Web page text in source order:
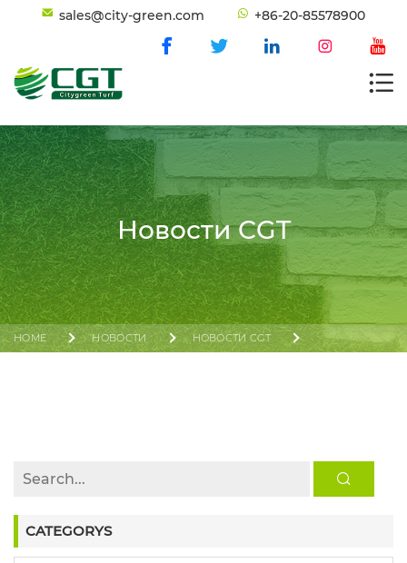
sales@city-green.com +86-20-85578900
Новости CGT
HOME НОВОСТИ НОВОСТИ CGT
CATEGORYS